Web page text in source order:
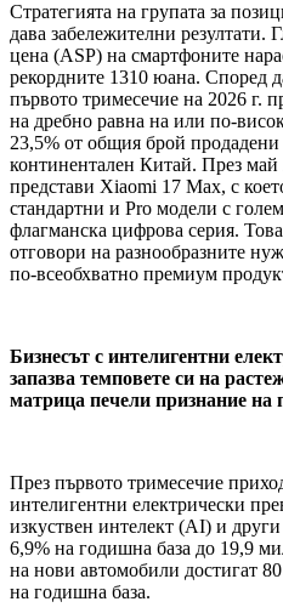
Стратегията на групата за
дава забележителни резултати.
цена (ASP) на смартфоните
рекордните 1310 юана. Според
първото тримесечие на 2026 г.
на дребно равна на или по-
23,5% от общия брой продадени
континентален Китай. През
представи Xiaomi 17 Max, с
стандартни и Pro модели с
флагманска цифрова серия.
отговори на разнообразните
по-всеобхватно премиум
Бизнесът с интелигентни
запазва темповете си на
матрица печели признание на
През първото тримесечие
интелигентни електрически
изкуствен интелект (AI) и
6,9% на годишна база до 19,9
на нови автомобили достигат
на годишна база.